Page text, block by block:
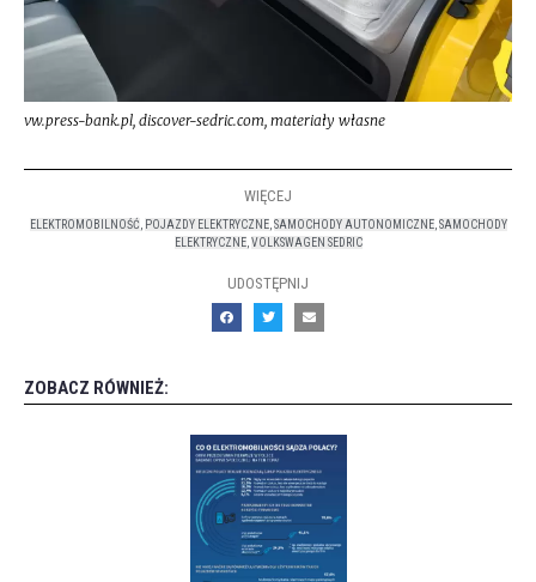
vw.press-bank.pl, discover-sedric.com, materiały własne
WIĘCEJ
ELEKTROMOBILNOŚĆ POJAZDY ELEKTRYCZNE, SAMOCHODY AUTONOMICZNE, SAMOCHODY
ELEKTRYCZNE, VOLKSWAGEN SEDRIC
UDOSTĘPNIJ
ZOBACZ RÓWNIEŻ: